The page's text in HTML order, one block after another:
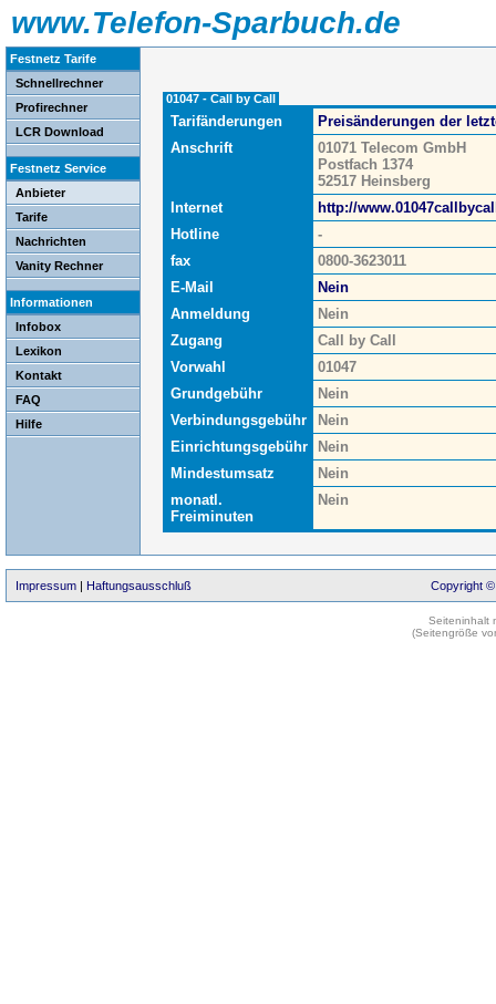
www.Telefon-Sparbuch.de
Festnetz Tarife
Schnellrechner
Profirechner
LCR Download
Festnetz Service
Anbieter
Tarife
Nachrichten
Vanity Rechner
Informationen
Infobox
Lexikon
Kontakt
FAQ
Hilfe
01047 - Call by Call
Tarifänderungen
Preisänderungen der
Anschrift
01071 Telecom GmbH
Postfach 1374
52517 Heinsberg
Internet
http://
Hotline
-
fax
0800-3623011
E-Mail
Nein
Anmeldung
Nein
Zugang
Call by Call
Vorwahl
01047
Grundgebühr
Nein
Verbindungsgebühr
Nein
Einrichtungsgebühr
Nein
Mindestumsatz
Nein
monatl.
Freiminuten
Nein
Impressum | Haftungsausschluß Copyright ©
Seiteninhalt
(Seitengröße